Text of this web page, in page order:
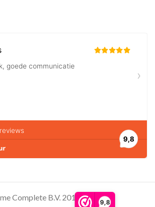
9,8
Complete B.V. 2016 - 2026